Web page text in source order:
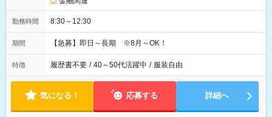
勤務時間 8:30～12:30
期間 【急募】即日～長期 ※8月～OK！
特徴 履歴書不要 / 40～50代活躍中 / 服装自由
気になる！ 応募する 詳細へ